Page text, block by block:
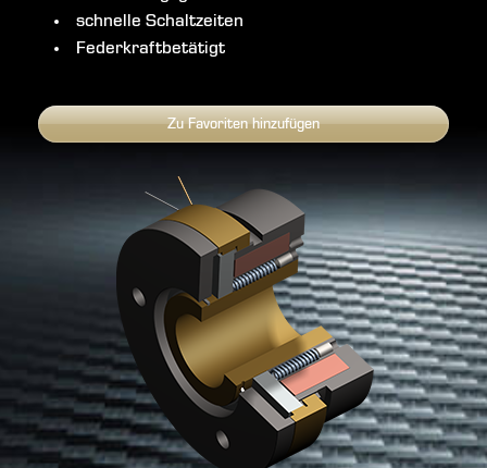
schnelle Schaltzeiten
Federkraftbetätigt
Zu Favoriten hinzufügen